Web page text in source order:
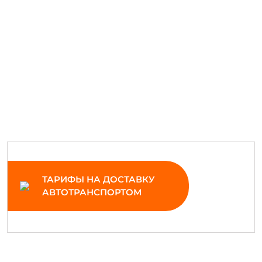
ТАРИФЫ НА ДОСТАВКУ
АВТОТРАНСПОРТОМ